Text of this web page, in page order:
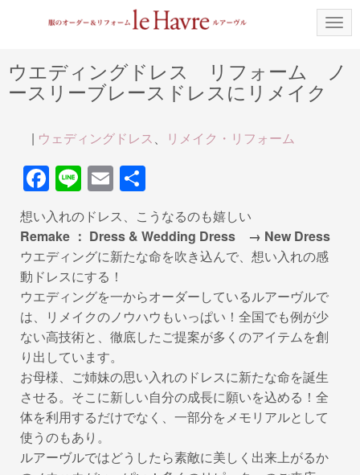
N
a
g
ウエディングドレス リフォーム ノ
ースリーブレースドレスにリメイク
| ウェディングドレス、 リメイク・リフォーム
F
a
c
e
b
o
o
k
Li
n
e
E
m
ail
有
想い入れのドレス、こうなるのも嬉しい
Remake ： Dress & Wedding Dress → New Dress
ウエディングに新たな命を吹き込んで、想い入れの感
動ドレスにする！
ウエディングを一からオーダーしているルアーヴルで
は、リメイクのノウハウもいっぱい！全国でも例が少
ない高技術と、徹底したご提案が多くのアイテムを創
り出しています。
お母様、ご姉妹の思い入れのドレスに新たな命を誕生
させる。そこに新しい自分の成長に願いを込める！全
体を利用するだけでなく、一部分をメモリアルとして
使うのもあり。
ルアーヴルではどうしたら素敵に美しく出来上がるか